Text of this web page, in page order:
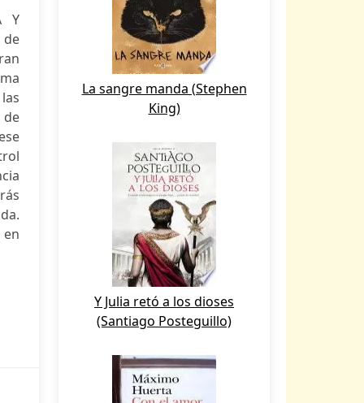
Y
de
de
en
La sangre manda (Stephen
King)
Y Julia retó a los dioses
(Santiago Posteguillo)